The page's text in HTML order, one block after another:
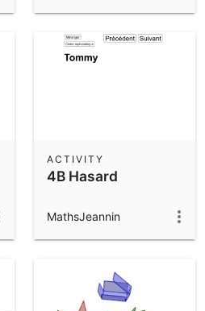
4B Hasard
ACTIVITY
MathsJeannin